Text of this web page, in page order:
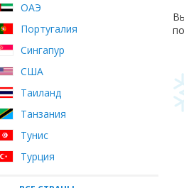
ОАЭ
Португалия
Сингапур
США
Таиланд
Танзания
Тунис
Турция